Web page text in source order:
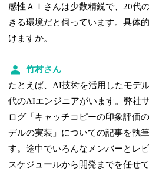
感性ＡＩさんは少数精鋭で、20代
きる環境だと伺っています。具体
けますか。
竹村さん
たとえば、AI技術を活用したモデ
代のAIエンジニアがいます。弊社
ログ「キャッチコピーの印象評価
デルの実装」についての記事を執
す。途中でいろんなメンバーとレ
スケジュールから開発までを任せて